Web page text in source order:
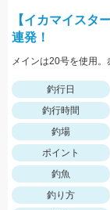
【イカマイスタ
連発！
釣行日
釣行時間
釣場
ポイント
釣魚
釣り方